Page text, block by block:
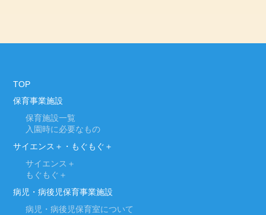
TOP
保育事業施設
保育施設一覧
入園時に必要なもの
サイエンス＋・もぐもぐ＋
サイエンス＋
もぐもぐ＋
病児・病後児保育事業施設
病児・病後児保育室について